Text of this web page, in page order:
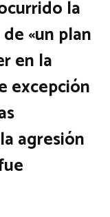
la
«un plan
en la
excepción
agresión